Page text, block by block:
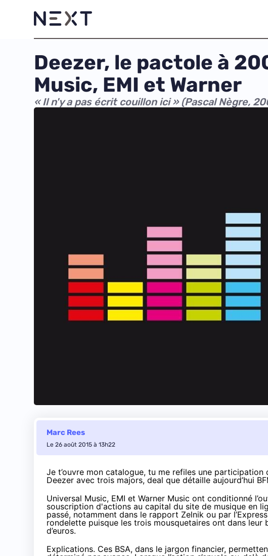
Deezer, le pactole à
Music, EMI et Warner
« Il n'y a pas écrit couillon ici » (Pascal Nègre,
Marc Rees
Le 26 août 2015 à 13h22
Je t’ouvre mon catalogue, tu me refiles une
Deezer avec trois majors, deal que détaille aujourd’hui
Universal Music, EMI et Warner Music ont conditionné
souscription d'actions au capital du site de musique en
passé, notamment dans le rapport Zelnik ou par
rondelette puisque les trois mousquetaires ont dans
d’euros.
Explications. Ces BSA, dans le jargon financier,